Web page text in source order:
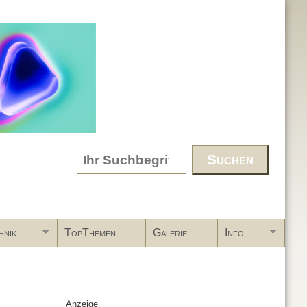
Search form
TopThemen Galerie Info
Anzeige